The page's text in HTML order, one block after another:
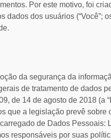
Por este motivo, foi
dados dos usuários (“Você”;
da segurança da
de tratamento de dados
de 14 de agosto de 2018
que a legislação prevê
de Dados
responsáveis por suas